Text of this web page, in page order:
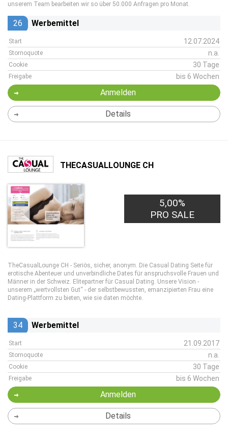
unserem Team bearbeiten wir so über 50.000 Anfragen pro Monat.
26 Werbemittel
Start 12.07.2024
Stornoquote n.a.
Cookie 30 Tage
Freigabe bis 6 Wochen
Anmelden
Details
THECASUALLOUNGE CH
8,00€
PRO LEAD
5,00%
PRO SALE
TheCasualLounge CH - Seriös, sicher, anonym. Die Casual Dating Seite für
erotische Abenteuer und unverbindliche Dates für anspruchsvolle Frauen und
Männer in der Schweiz. Elitepartner für Casual Dating. Unsere Vision -
unserem „wertvollsten Gut“ - der selbstbewussten, emanzipierten Frau eine
Dating-Plattform zu bieten, wie sie daten möchte.
34 Werbemittel
Start 21.09.2017
Stornoquote n.a.
Cookie 30 Tage
Freigabe bis 6 Wochen
Anmelden
Details